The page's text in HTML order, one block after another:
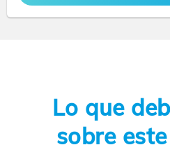
Lo que
sobre